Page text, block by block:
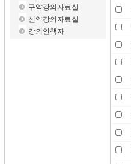
구약강의자료실
신약강의자료실
강의안책자